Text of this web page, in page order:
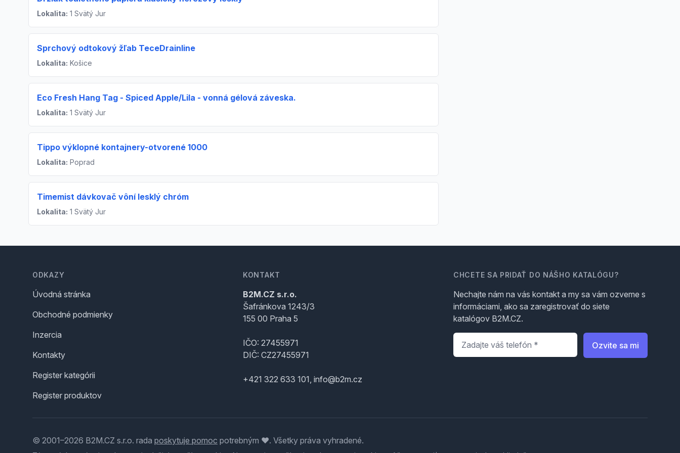
Lokalita: 1 Svätý Jur
Sprchový odtokový žľab TeceDrainline
Lokalita: Košice
Eco Fresh Hang Tag - Spiced Apple/Lila - vonná gélová záveska.
Lokalita: 1 Svätý Jur
Tippo výklopné kontajnery-otvorené 1000
Lokalita: Poprad
Timemist dávkovač vôní lesklý chróm
Lokalita: 1 Svätý Jur
ODKAZY
Úvodná stránka
Obchodné podmienky
Inzercia
Kontakty
Register kategórii
Register produktov
KONTAKT
B2M.CZ s.r.o.
Šafránkova 1243/3
155 00 Praha 5
IČO: 27455971
DIČ: CZ27455971
+421 322 633 101, info@b2m.cz
CHCETE SA PRIDAŤ DO NÁŠHO KATALÓGU?
Nechajte nám na vás kontakt a my sa vám ozveme s
informáciami, ako sa zaregistrovať do siete
katalógov B2M.CZ.
Telefón
Ozvite sa mi
© 2001–2026 B2M.CZ s.r.o. rada poskytuje pomoc potrebným ♥️. Všetky práva vyhradené.